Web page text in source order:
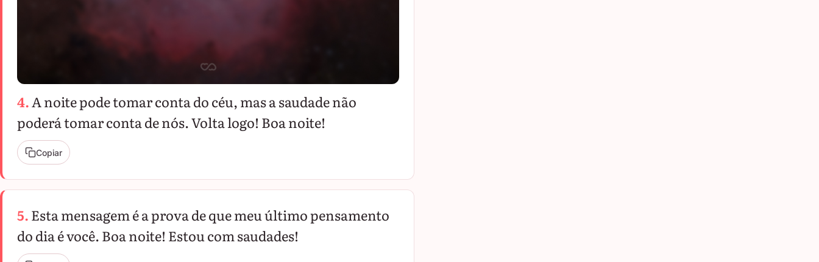
4.A noite pode tomar conta do céu, mas a saudade não
poderá tomar conta de nós. Volta logo! Boa noite!
Copiar
5.Esta mensagem é a prova de que meu último pensamento
do dia é você. Boa noite! Estou com saudades!